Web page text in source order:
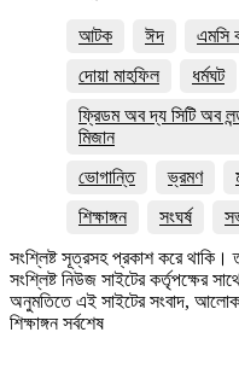
আটক ঈদ এমসি
দোয়া মাহফিল
ধর্মঘট
ফ্রিডম অব দ্য সিটি অব
মিজান
ভোগান্তি
ভ্রমণ
শিক্ষাঙ্গন
সংঘর্ষ
সংশ্লিষ্ট সূত্রসহ প্রকাশ করে
সংশ্লিষ্ট নিউজ সাইটের কর্তৃপক্ষের
অনুমতিতে এই সাইটের সংবাদ,
শিক্ষাঙ্গন সর্বশেষ